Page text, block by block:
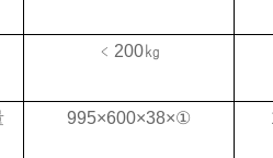
﹤ 200㎏
995×600×38×①